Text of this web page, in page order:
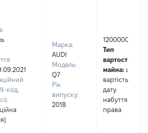
код,
Марка:
AUDI
Модель:
Q7
Рік
випуску:
2018
1200000
Тип
вартості
майна: це
вартість на
дату
набуття
права